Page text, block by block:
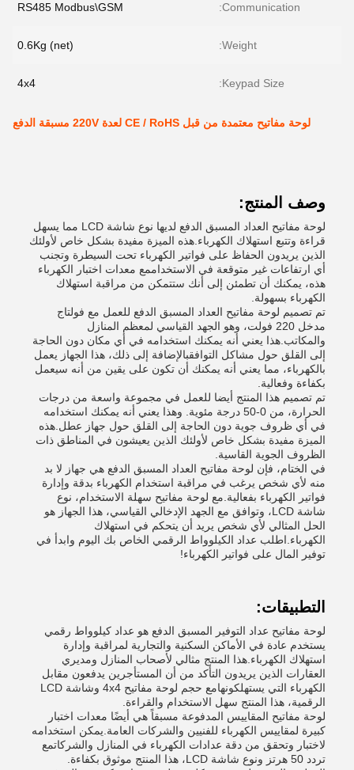
Communication:
RS485 Modbus\GSM
Weight:
0.6Kg (net)
Keypad Size:
4x4
لوحة مفاتيح معتمدة من قبل CE / RoHS لعدة 220V مسبقة الدفع
وصف المنتج:
لوحة مفاتيح العداد المسبق الدفع لديها نوع شاشة LCD مما يسهل
قراءة وتتبع استهلاك الكهرباء.هذه الميزة مفيدة بشكل خاص لأولئك
الذين يريدون الحفاظ على فواتير الكهرباء تحت السيطرة وتجنب
أي ارتفاعات غير متوقعة في الاستخداممع معدات اختبار الكهرباء
هذه، يمكنك أن تطمئن إلى أنك ستتمكن من مراقبة استهلاك
الكهرباء بسهولة.
تم تصميم لوحة مفاتيح العداد المسبق الدفع للعمل مع فولتاج
مدخل 220 فولت، وهو الجهد القياسي لمعظم المنازل
والمكاتب.هذا يعني أنه يمكنك استخدامه في أي مكان دون الحاجة
إلى القلق حول مشاكل التوافقبالإضافة إلى ذلك، هذا الجهاز يعمل
بالكهرباء، مما يعني أنه يمكنك أن تكون على يقين من أنه سيعمل
بكفاءة وفعالية.
تم تصميم هذا المنتج أيضا للعمل في مجموعة واسعة من درجات
الحرارة، من 0-50 درجة مئوية. وهذا يعني أنه يمكنك استخدامه
في أي ظروف جوية دون الحاجة إلى القلق حول جهاز عطل.هذه
الميزة مفيدة بشكل خاص لأولئك الذين يعيشون في المناطق ذات
الظروف الجوية القاسية.
في الختام، فإن لوحة مفاتيح العداد المسبق الدفع هي جهاز لا بد
منه لأي شخص يرغب في مراقبة استخدام الكهرباء بدقة وإدارة
فواتير الكهرباء بفعالية.مع لوحة مفاتيح سهلة الاستخدام، نوع
شاشة LCD، وتوافق مع الجهد الإدخالي القياسي، هذا الجهاز هو
الحل المثالي لأي شخص يريد أن يتحكم في استهلاك
الكهرباء.اطلب عداد الكيلوواط الرقمي الخاص بك اليوم وابدأ في
توفير المال على فواتير الكهرباء!
التطبيقات:
لوحة مفاتيح عداد التوفير المسبق الدفع هو عداد كيلوواط رقمي
يستخدم عادة في الأماكن السكنية والتجارية لمراقبة وإدارة
استهلاك الكهرباء.هذا المنتج مثالي لأصحاب المنازل ومديري
العقارات الذين يريدون التأكد من أن المستأجرين يدفعون مقابل
الكهرباء التي يستهلكونهامع حجم لوحة مفاتيح 4x4 وشاشة LCD
الرقمية، هذا المنتج سهل الاستخدام والقراءة.
لوحة مفاتيح المقاييس المدفوعة مسبقاً هي أيضًا معدات اختبار
كبيرة لمقاييس الكهرباء للفنيين والشركات العامة.يمكن استخدامه
لاختبار وتحقق من دقة عدادات الكهرباء في المنازل والشركاتمع
تردد 50 هرتز ونوع شاشة LCD، هذا المنتج موثوق بكفاءة.